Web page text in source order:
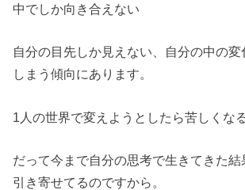
中でしか向き合えない
自分の目先しか見えない、自分の中の変
しまう傾向にあります。
1人の世界で変えようとしたら苦しくな
だって今まで自分の思考で生きてきた結
引き寄せてるのですから。